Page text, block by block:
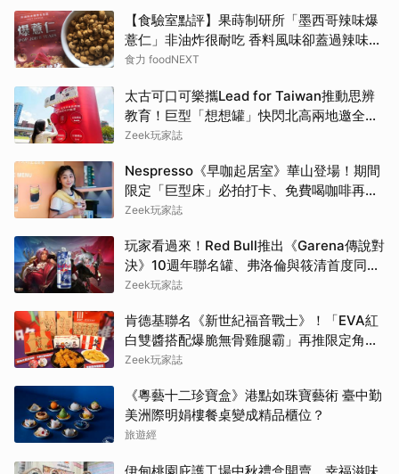
【食驗室點評】果蒔制研所「墨西哥辣味爆
薏仁」非油炸很耐吃 香料風味卻蓋過辣味特
色
食力 foodNEXT
太古可口可樂攜Lead for Taiwan推動思辨
教育！巨型「想想罐」快閃北高兩地邀全民
挑戰「打破慣性」
Zeek玩家誌
Nespresso《早咖起居室》華山登場！期間
限定「巨型床」必拍打卡、免費喝咖啡再拿
好禮
Zeek玩家誌
玩家看過來！Red Bull推出《Garena傳說對
決》10週年聯名罐、弗洛倫與筱清首度同框
必收藏
Zeek玩家誌
肯德基聯名《新世紀福音戰士》！「EVA紅
白雙醬搭配爆脆無骨雞腿霸」再推限定角色
卡、周邊必搶收
Zeek玩家誌
《粵藝十二珍寶盒》港點如珠寶藝術 臺中勤
美洲際明娟樓餐桌變成精品櫃位？
旅遊經